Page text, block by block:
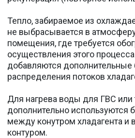
Тепло, забираемое из
не выбрасывается в
помещения, где требуется
осуществления этого
добавляются дополнительные
распределения потоков
Для нагрева воды для ГВС или
дополнительно используются
между конутром хладагента и
контуром.